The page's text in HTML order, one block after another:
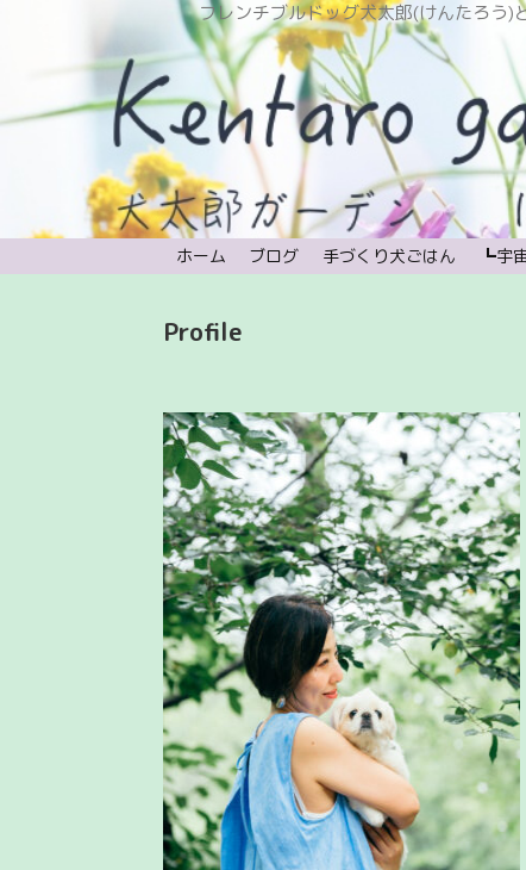
フレンチブルドッグ犬太郎(けんたろ
ホーム ブログ 手づくり犬ごはん ┗宇
Profile